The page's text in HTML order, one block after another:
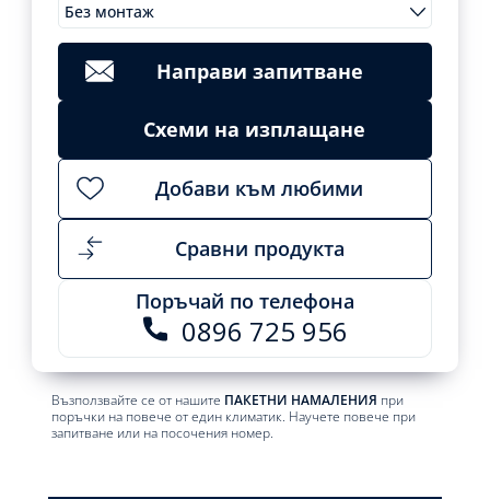
Без монтаж
МонтажиClear
649,00€/
1269,33
Вътрешно
тяло
мултисплит
Mitsubishi
Electric
MSZ-
AY50VGKP
Plasma
Quad
Направи запитване
Схеми на изплащане
Добави към любими
Сравни продукта
Поръчай по телефона
0896 725 956
Възползвайте се от нашите ПАКЕТНИ НАМАЛЕНИЯ при
поръчки на повече от един климатик. Научете повече при
запитване или на посочения номер.